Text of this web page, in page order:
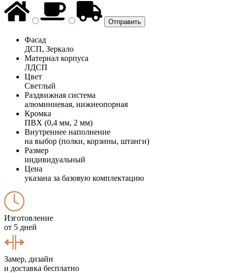
Фасад
ДСП, Зеркало
Материал корпуса
ЛДСП
Цвет
Светлый
Раздвижная система
алюминиевая, нижнеопорная
Кромка
ПВХ (0,4 мм, 2 мм)
Внутреннее наполнение
на выбор (полки, корзины, штанги)
Размер
индивидуальный
Цена
указана за базовую комплектацию
Изготовление
от 5 дней
Замер, дизайн
и доставка бесплатно